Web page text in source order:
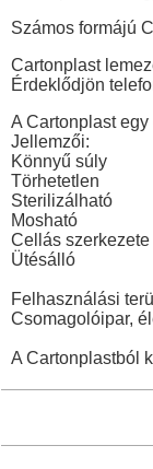
Számos formájú
Cartonplast
Érdeklődjön
A Cartonplast
Jellemzői:
Könnyű súly
Törhetetlen
Sterilizálható
Mosható
Cellás
Ütésálló
Felhasználási
Csomagolóipar,
A Cartonplastból